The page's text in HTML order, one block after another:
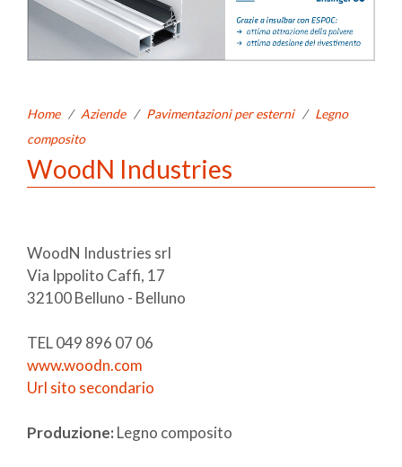
Home / Aziende / Pavimentazioni per esterni / Legno
composito
WoodN Industries
WoodN Industries srl
Via Ippolito Caffi, 17
32100 Belluno - Belluno
TEL 049 896 07 06
www.woodn.com
Url sito secondario
Produzione: Legno composito